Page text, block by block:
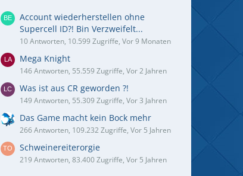
Account wiederherstellen ohne
Supercell ID?! Bin Verzweifelt...
10 Antworten, 10.599 Zugriffe, Vor 9 Monaten
Mega Knight
146 Antworten, 55.559 Zugriffe, Vor 2 Jahren
Was ist aus CR geworden ?!
149 Antworten, 55.309 Zugriffe, Vor 3 Jahren
Das Game macht kein Bock mehr
266 Antworten, 109.232 Zugriffe, Vor 5 Jahren
Schweinereiterorgie
219 Antworten, 83.400 Zugriffe, Vor 5 Jahren